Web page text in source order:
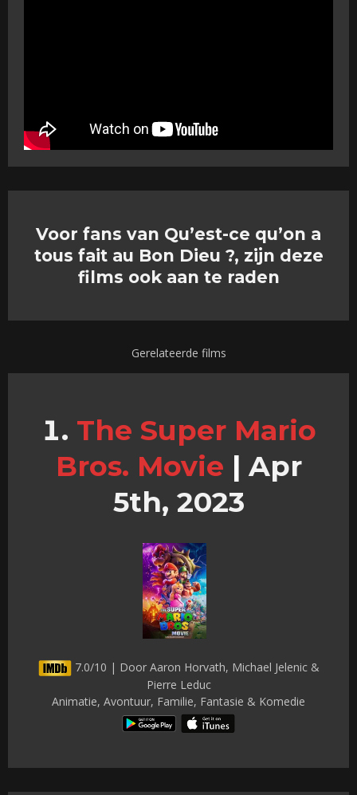
Voor fans van Qu’est-ce qu’on a
tous fait au Bon Dieu ?, zijn deze
films ook aan te raden
Gerelateerde films
The Super Mario
Bros. Movie | Apr
5th, 2023
7.0/10 | Door Aaron Horvath, Michael Jelenic &
Pierre Leduc
Animatie, Avontuur, Familie, Fantasie & Komedie